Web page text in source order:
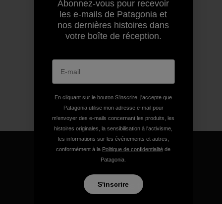
Nous garantissons tous les
produits que nous
Abonnez-vous pour recevoir
les e-mails de Patagonia et
nos dernières histoires dans
votre boîte de réception.
En cliquant sur le bouton S’inscrire, j'accepte que
Patagonia utilise mon adresse e-mail pour
m'envoyer des e-mails concernant les produits, les
histoires originales, la sensibilisation à l'activisme,
les informations sur les événements et autres,
conformément à la Politique de confidentialité de
Patagonia.
S'inscrire